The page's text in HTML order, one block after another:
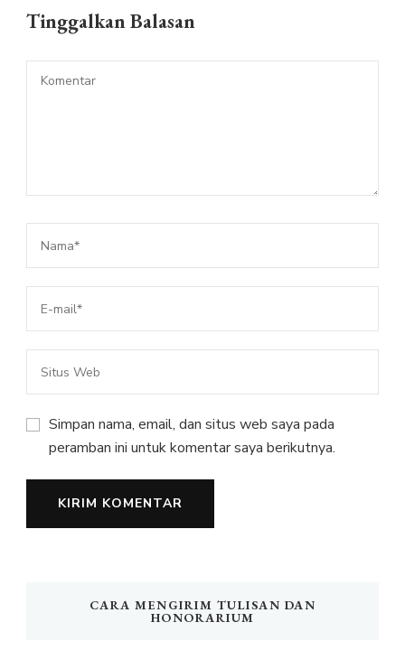
Tinggalkan Balasan
Simpan nama, email, dan situs web saya pada
peramban ini untuk komentar saya berikutnya.
CARA MENGIRIM TULISAN DAN
HONORARIUM